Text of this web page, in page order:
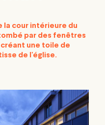
la cour intérieure du
par des fenêtres
une toile de
de l'église.